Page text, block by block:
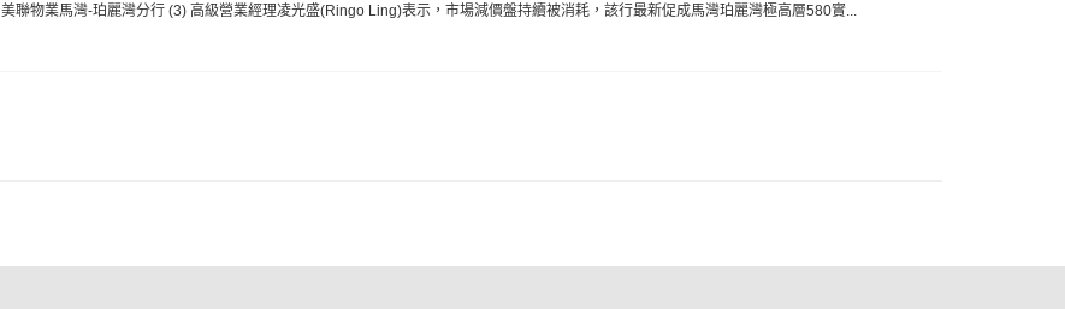
美聯物業馬灣-珀麗灣分行 (3) 高級營業經理凌光盛(Ringo Ling)表示，市場減價盤持續被消耗，該行最新促成馬灣珀麗灣極高層580實...